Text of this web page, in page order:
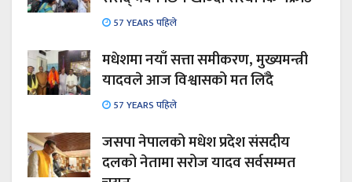
57 YEARS पहिले
मधेशमा नयाँ सत्ता समीकरण, मुख्यमन्त्री
यादवले आज विश्वासको मत लिँदै
57 YEARS पहिले
जसपा नेपालको मधेश प्रदेश संसदीय
दलको नेतामा सरोज यादव सर्वसम्मत